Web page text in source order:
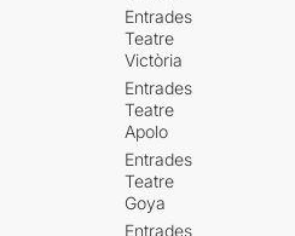
Entrades
Teatre
Victòria
Entrades
Teatre
Apolo
Entrades
Teatre
Goya
Entrades